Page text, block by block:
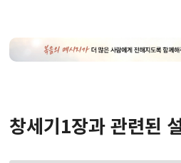
창세기1장과 관련된